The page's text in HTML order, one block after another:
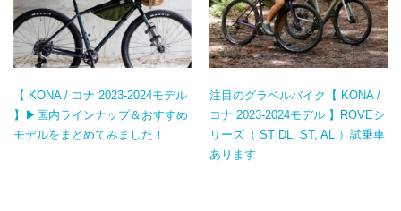
【 KONA / コナ 2023-2024モデル
】▶国内ラインナップ＆おすすめ
モデルをまとめてみました！
注目のグラベルバイク【 KONA /
コナ 2023-2024モデル 】ROVEシ
リーズ（ ST DL, ST, AL ）試乗車
あります